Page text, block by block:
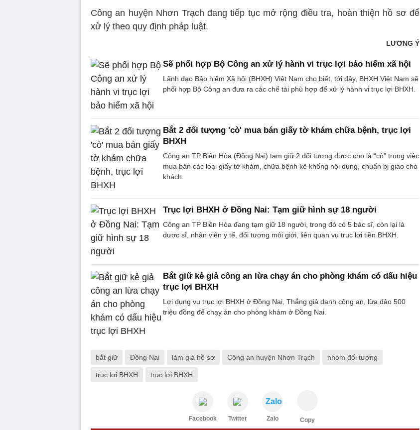
Công an huyện Nhơn Trạch đang tiếp tục mở rộng điều tra, hoàn thiện hồ sơ để
xử lý theo quy định pháp luật.
LƯƠNG Ý
Sẽ phối hợp Bộ Công an xử lý hành vi trục lợi bảo hiểm xã hội
Lãnh đạo Bảo hiểm Xã hội (BHXH) Việt Nam cho biết, tới đây, BHXH Việt Nam sẽ
phối hợp Bộ Công an đưa ra các chế tài phù hợp để xử lý hành vi trục lợi BHXH.
Bắt 2 đối tượng 'cò' mua bán giấy tờ khám chữa bệnh, trục lợi
BHXH
Công an TP Biên Hòa (Đồng Nai) tạm giữ 2 đối tượng được cho là “cò” trong việc
mua bán các loại giấy tờ khám, chữa bệnh kê khống nội dung, chuẩn bị giao cho
khách.
Trục lợi BHXH ở Đồng Nai: Tạm giữ hình sự 18 người
Công an TP Biên Hòa đang tạm giữ 18 người, trong đó có 5 bác sĩ, còn lại là
dược sĩ, nhân viên y tế, đối tượng môi giới, liên quan vụ trục lợi tiền BHXH.
Bắt giữ kẻ giả công an lừa chạy án cho phòng khám có dấu hiệu
trục lợi BHXH
Lợi dụng vụ trục lợi BHXH ở Đồng Nai, Thắng giả danh công an, lừa đảo 500
triệu đồng để chạy án cho phòng khám ở Đồng Nai.
bắt giữ Đồng Nai làm giả hồ sơ Công an huyện Nhơn Trạch nhóm đối tượng
trục lợi BHXH trục lợi BHXH
Facebook Twitter
Zalo
Zalo Copy